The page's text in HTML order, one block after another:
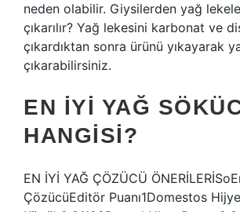
neden olabilir. Giysilerden yağ
çıkarılır? Yağ lekesini karbonat ve
çıkardıktan sonra ürünü yıkayarak
çıkarabilirsiniz.
EN IYI YAĞ
HANGISI?
EN İYİ YAĞ ÇÖZÜCÜ
ÇözücüEditör Puanı1Domestos